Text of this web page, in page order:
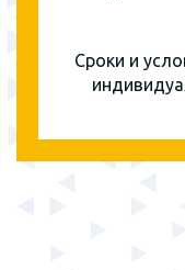
Сроки и